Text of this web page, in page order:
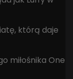
którą daje
miłośnika One